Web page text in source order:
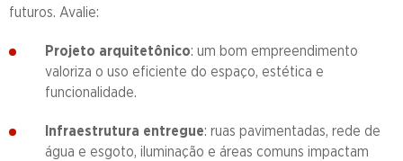
futuros. Avalie:
Projeto arquitetônico: um bom empreendimento
valoriza o uso eficiente do espaço, estética e
funcionalidade.
Infraestrutura entregue: ruas pavimentadas, rede de
água e esgoto, iluminação e áreas comuns impactam